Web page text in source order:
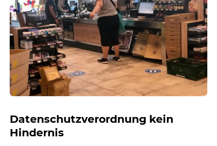
Datenschutzverordnung kein
Hindernis